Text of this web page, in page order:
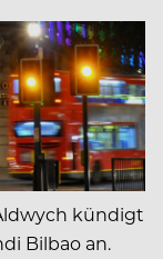
kündigt
Bilbao an.